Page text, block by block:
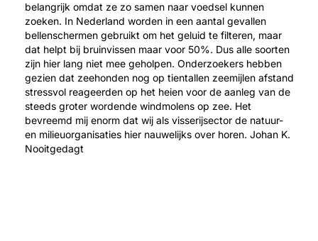
belangrijk omdat ze zo samen naar voedsel kunnen
zoeken. In Nederland worden in een aantal gevallen
bellenschermen gebruikt om het geluid te filteren, maar
dat helpt bij bruinvissen maar voor 50%. Dus alle soorten
zijn hier lang niet mee geholpen. Onderzoekers hebben
gezien dat zeehonden nog op tientallen zeemijlen afstand
stressvol reageerden op het heien voor de aanleg van de
steeds groter wordende windmolens op zee. Het
bevreemd mij enorm dat wij als visserijsector de natuur-
en milieuorganisaties hier nauwelijks over horen. Johan K.
Nooitgedagt